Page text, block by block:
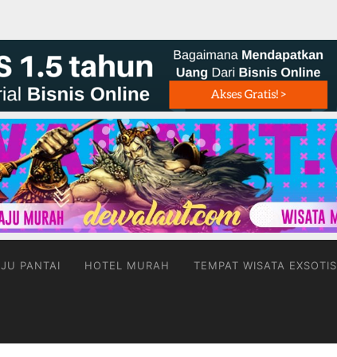
PANTAI HOTEL MURAH TEMPAT WISATA EXSOTIS